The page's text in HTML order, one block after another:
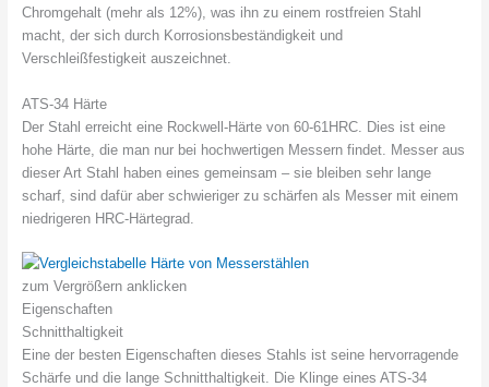
Chromgehalt (mehr als 12%), was ihn zu einem rostfreien Stahl
macht, der sich durch Korrosionsbeständigkeit und
Verschleißfestigkeit auszeichnet.
ATS-34 Härte
Der Stahl erreicht eine Rockwell-Härte von 60-61HRC. Dies ist eine
hohe Härte, die man nur bei hochwertigen Messern findet. Messer aus
dieser Art Stahl haben eines gemeinsam – sie bleiben sehr lange
scharf, sind dafür aber schwieriger zu schärfen als Messer mit einem
niedrigeren HRC-Härtegrad.
zum Vergrößern anklicken
Eigenschaften
Schnitthaltigkeit
Eine der besten Eigenschaften dieses Stahls ist seine hervorragende
Schärfe und die lange Schnitthaltigkeit. Die Klinge eines ATS-34